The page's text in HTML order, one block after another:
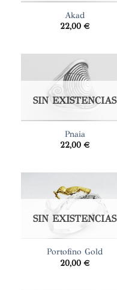
Akad
22,00 €
SIN EXISTENCIAS
Pnaia
22,00 €
SIN EXISTENCIAS
Portofino Gold
20,00 €